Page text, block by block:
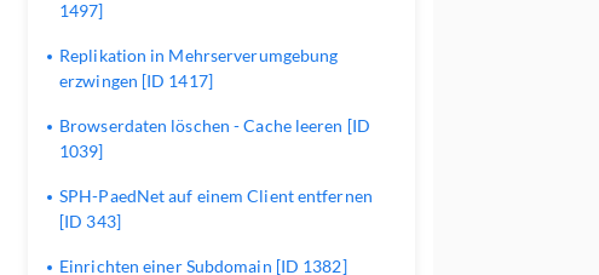
1497]
Replikation in Mehrserverumgebung
erzwingen [ID 1417]
Browserdaten löschen - Cache leeren [ID
1039]
SPH-PaedNet auf einem Client entfernen
[ID 343]
Einrichten einer Subdomain [ID 1382]